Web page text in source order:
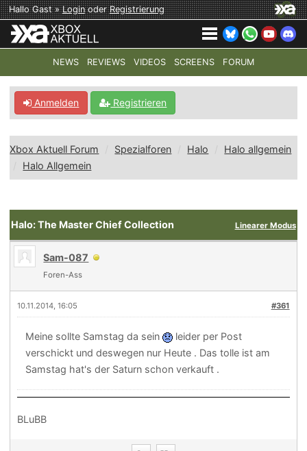
Hallo Gast »LoginoderRegistrierung
NEWS REVIEWS VIDEOS SCREENS FORUM
TOP-THEMEN: COD: MODERN WARFARE 4 HALO:
Anmelden Registrieren
Xbox Aktuell Forum Spezialforen Halo
Halo allgemein
Halo Allgemein
Linearer Modus
Halo: The Master Chief Collection
Sam-087
Foren-Ass
#361
10.11.2014, 16:05
Meine sollte Samstag da sein
leider per Post
verschickt und deswegen nur Heute . Das tolle ist am
Samstag hat's der Saturn schon verkauft .
BLuBB